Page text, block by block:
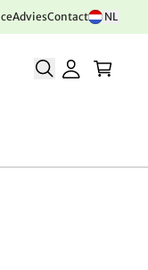
AdviesContact NL